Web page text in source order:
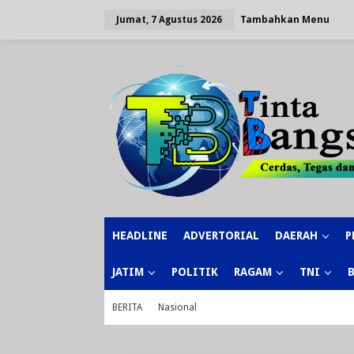
Jumat, 7 Agustus 2026 Tambahkan Menu
HEADLINE ADVERTORIAL DAERAH
JATIM POLITIK RAGAM TNI
BERITA Nasional